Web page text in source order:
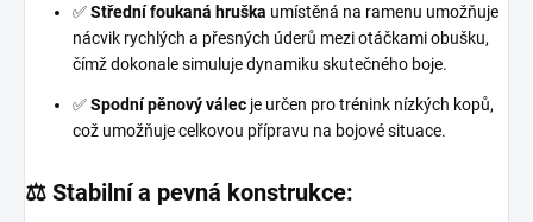
✅Střední foukaná hruška umístěná na ramenu umožňuje
nácvik rychlých a přesných úderů mezi otáčkami obušku,
čímž dokonale simuluje dynamiku skutečného boje.
✅Spodní pěnový válec je určen pro trénink nízkých kopů,
což umožňuje celkovou přípravu na bojové situace.
⚖️ Stabilní a pevná konstrukce: